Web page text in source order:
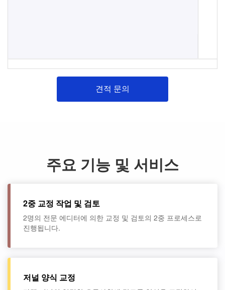
견적 문의
주요 기능 및 서비스
2중 교정 작업 및 검토
2명의 전문 에디터에 의한 교정 및 검토의 2중 프로세스로
진행됩니다.
저널 양식 교정